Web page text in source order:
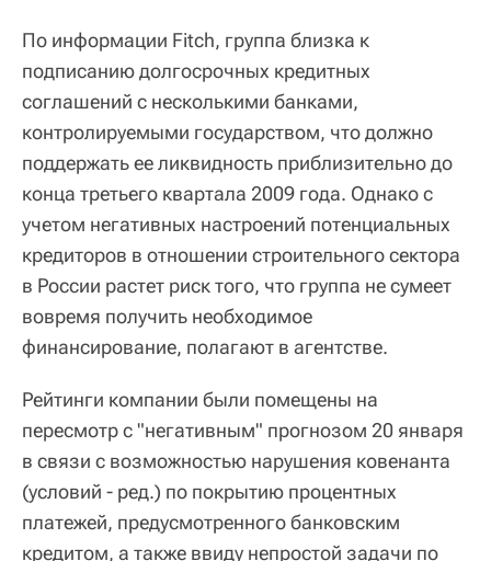
По информации Fitch, группа близка к
подписанию долгосрочных кредитных
соглашений с несколькими банками,
контролируемыми государством, что должно
поддержать ее ликвидность приблизительно до
конца третьего квартала 2009 года. Однако с
учетом негативных настроений потенциальных
кредиторов в отношении строительного сектора
в России растет риск того, что группа не сумеет
вовремя получить необходимое
финансирование, полагают в агентстве.
Рейтинги компании были помещены на
пересмотр с "негативным" прогнозом 20 января
в связи с возможностью нарушения ковенанта
(условий - ред.) по покрытию процентных
платежей, предусмотренного банковским
кредитом, а также ввиду непростой задачи по